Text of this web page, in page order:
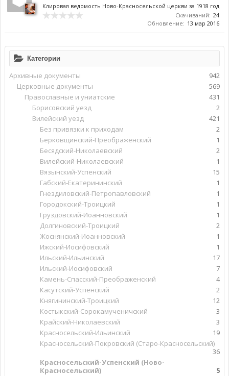
Категории
Архивные документы
942
Церковные документы
569
Православные и униатские
431
Борисовский уезд
2
Вилейский уезд
421
Без привязки к приходам
2
Берковщинский-Преображенский
1
Бесядский-Николаевский
2
Вилейский-Николаевский
1
Вязынский-Успенский
15
Габский-Екатерининский
1
Гнездиловский-Петропавловский
1
Городокский-Троицкий
1
Груздовский-Иоанновский
1
Долгиновский-Троицкий
2
Жоснянский-Иоанновский
1
Ижский-Иосифовский
1
Ильский-Ильинский
17
Ильский-Иосифовский
7
Камень-Спасский-Преображенский
4
Касутский-Успенский
2
Княгининский-Троицкий
12
Костыкский-Сорокамученичский
3
Крайский-Николаевский
3
Красносельский-Ильинский
19
Красносельский-Покровский (Старо-Красносельский)
36
Красносельский-Успенский (Ново-
Красносельский)
5
Клировая ведомость Ново-Красносельской церкви за 1918 год
Скачиваний: 24
Обновление: 13 мар 2016